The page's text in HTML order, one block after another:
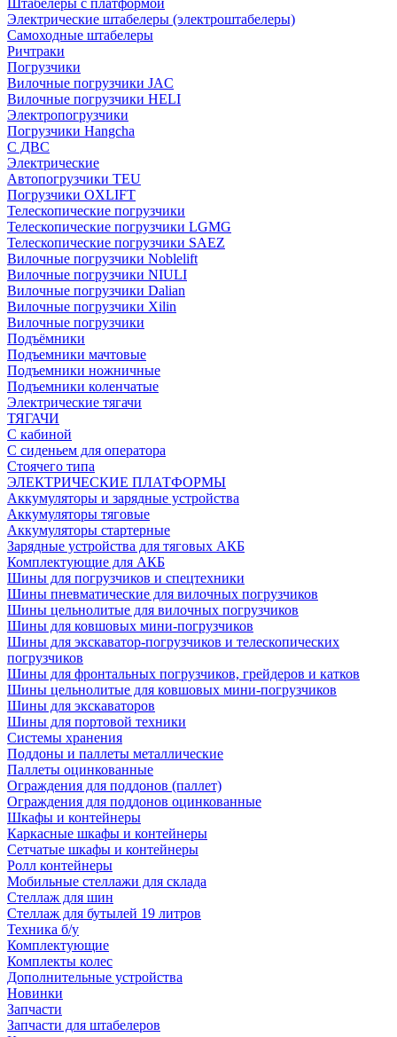
Штабелеры с платформой
Электрические штабелеры (электроштабелеры)
Самоходные штабелеры
Ричтраки
Погрузчики
Вилочные погрузчики JAC
Вилочные погрузчики HELI
Электропогрузчики
Погрузчики Hangcha
С ДВС
Электрические
Автопогрузчики TEU
Погрузчики OXLIFT
Телескопические погрузчики
Телескопические погрузчики LGMG
Телескопические погрузчики SAEZ
Вилочные погрузчики Noblelift
Вилочные погрузчики NIULI
Вилочные погрузчики Dalian
Вилочные погрузчики Xilin
Вилочные погрузчики
Подъёмники
Подъемники мачтовые
Подъемники ножничные
Подъемники коленчатые
Электрические тягачи
ТЯГАЧИ
С кабиной
С сиденьем для оператора
Стоячего типа
ЭЛЕКТРИЧЕСКИЕ ПЛАТФОРМЫ
Аккумуляторы и зарядные устройства
Аккумуляторы тяговые
Аккумуляторы стартерные
Зарядные устройства для тяговых АКБ
Комплектующие для АКБ
Шины для погрузчиков и спецтехники
Шины пневматические для вилочных погрузчиков
Шины цельнолитые для вилочных погрузчиков
Шины для ковшовых мини-погрузчиков
Шины для экскаватор-погрузчиков и телескопических
погрузчиков
Шины для фронтальных погрузчиков, грейдеров и катков
Шины цельнолитые для ковшовых мини-погрузчиков
Шины для экскаваторов
Шины для портовой техники
Системы хранения
Поддоны и паллеты металлические
Паллеты оцинкованные
Ограждения для поддонов (паллет)
Ограждения для поддонов оцинкованные
Шкафы и контейнеры
Каркасные шкафы и контейнеры
Сетчатые шкафы и контейнеры
Ролл контейнеры
Мобильные стеллажи для склада
Стеллаж для шин
Стеллаж для бутылей 19 литров
Техника б/у
Комплектующие
Комплекты колес
Дополнительные устройства
Новинки
Запчасти
Запчасти для штабелеров